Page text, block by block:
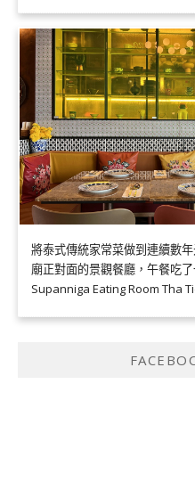
將泰式傳統家常菜做到連續數
廟正對面的景觀餐廳，午餐吃
Supanniga Eating Room Tha